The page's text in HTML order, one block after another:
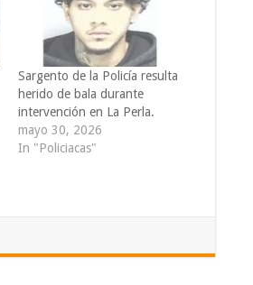
Sargento de la Policía resulta
herido de bala durante
intervención en La Perla.
mayo 30, 2026
In "Policiacas"